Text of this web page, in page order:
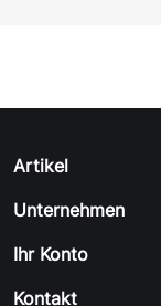
Artikel
Unternehmen
Ihr Konto
Kontakt